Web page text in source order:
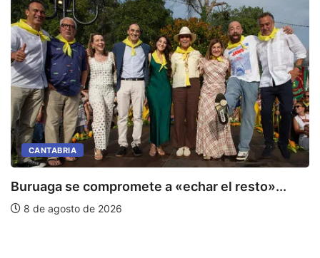
CANTABRIA
Buruaga se compromete a «echar el resto»...
8 de agosto de 2026